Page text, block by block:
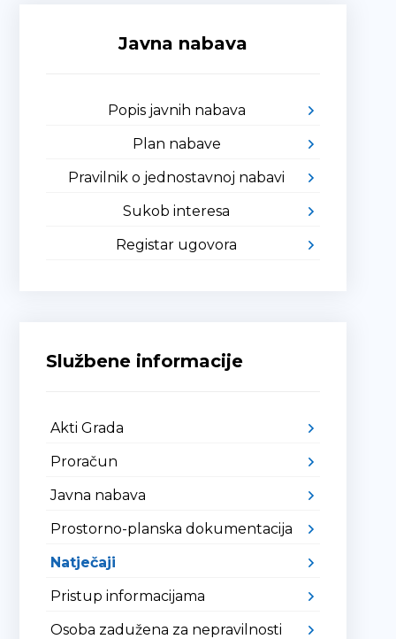
Javna nabava
Popis javnih nabava
Plan nabave
Pravilnik o jednostavnoj nabavi
Sukob interesa
Registar ugovora
Službene informacije
Akti Grada
Proračun
Javna nabava
Prostorno-planska dokumentacija
Natječaji
Pristup informacijama
Osoba zadužena za nepravilnosti